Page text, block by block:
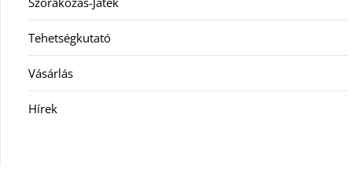
Tehetségkutató
Vásárlás
Hírek